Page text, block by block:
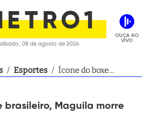
08 de agosto de 2026
OUÇA AO
VIVO
/ Esportes / Ícone do boxe
brasileiro, Maguila morre